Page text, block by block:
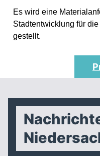
Es wird eine
Stadtentwicklung für
gestellt.